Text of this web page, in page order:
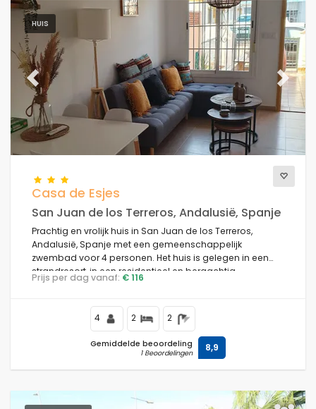
HUIS
Previous Next
Casa de Esjes
San Juan de los Terreros, Andalusië, Spanje
Prachtig en vrolijk huis in San Juan de los Terreros,
Andalusië, Spanje met een gemeenschappelijk
zwembad voor 4 personen. Het huis is gelegen in een
strandresort, in een residentieel en bergachtig
strandgebied, dicht bij winkels en supermarkten en op
Prijs per dag vanaf: € 116
4 2 2
Gemiddelde beoordeling
1 Beoordelingen 8,9